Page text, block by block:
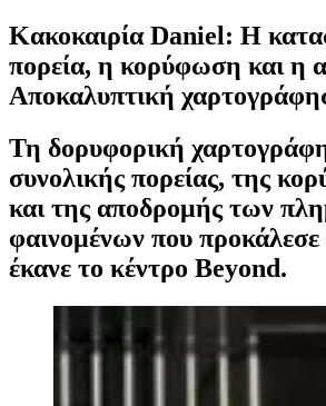
Κακοκαιρία Daniel: Η
πορεία, η κορύφωση και η
Αποκαλυπτική
Τη δορυφορική
συνολικής πορείας, της
και της αποδρομής των
φαινομένων που
έκανε το κέντρο Beyond.